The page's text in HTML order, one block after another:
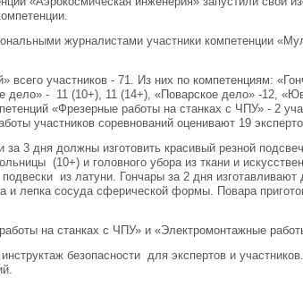
журналистами участники компетенции
участников - 71. Из них по компетенциям:
дело» - 11 (10+), 11 (14+), «Поварское дело» -12,
«Фрезерные работы на станках с ЧПУ» - 2
участников соревнований оценивают 19
за 3 дня должны изготовить красивый резной
(10+) и головного убора из ткани и
из латуни. Гончары за 2 дня изготавливают
и лепка сосуда сферической формы. Повара
на станках с ЧПУ» и «Электромонтажные
безопасности для экспертов и